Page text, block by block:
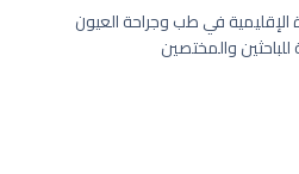
الإقليمية في طب وجراحة العيون
للباحثين والمختصين